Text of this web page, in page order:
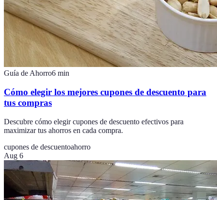
Guía de Ahorro6 min
Cómo elegir los mejores cupones de descuento para
tus compras
Descubre cómo elegir cupones de descuento efectivos para
maximizar tus ahorros en cada compra.
cupones de descuentoahorro
Aug 6